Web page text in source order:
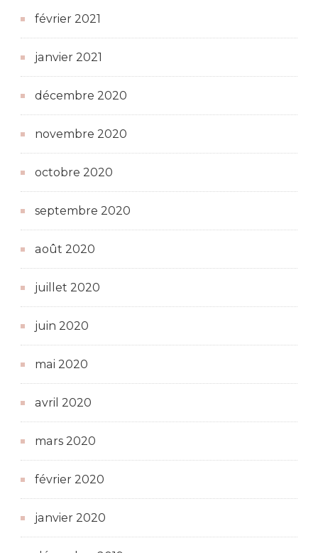
février 2021
janvier 2021
décembre 2020
novembre 2020
octobre 2020
septembre 2020
août 2020
juillet 2020
juin 2020
mai 2020
avril 2020
mars 2020
février 2020
janvier 2020